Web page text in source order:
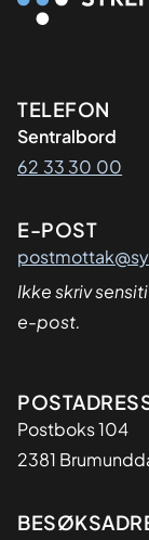
TELEFON
Sentralbord
62 33 30 00
E-POST
Ikke skriv
e-post.
Adresse
Postboks 104
2381